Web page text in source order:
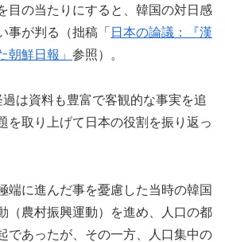
目の当たりにすると、韓国の対日感
事が判る（拙稿「 日本の論議：『漢
朝鮮日報」 参照）。
は資料も豊富で客観的な事実を追
を取り上げて日本の役割を振り返っ
端に進んだ事を憂慮した当時の韓国
（農村振興運動）を進め、人口の都
であったが、その一方、人口集中の